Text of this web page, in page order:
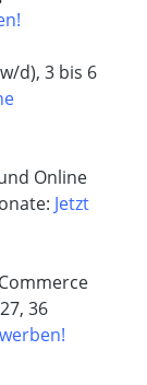
d), 3 bis 6
Online
Jetzt
36